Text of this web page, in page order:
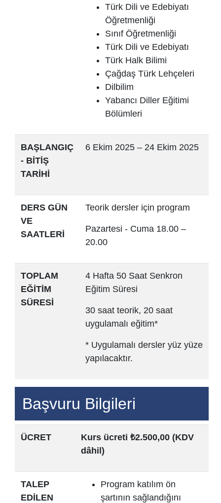
Türk Dili ve Edebiyatı
Öğretmenliği
Sınıf Öğretmenliği
Türk Dili ve Edebiyatı
Türk Halk Bilimi
Çağdaş Türk Lehçeleri
Dilbilim
Yabancı Diller Eğitimi
Bölümleri
BAŞLANGIÇ
- BİTİŞ
TARİHİ
6 Ekim 2025 – 24 Ekim 2025
DERS GÜN
VE
SAATLERİ
Teorik dersler için program
Pazartesi - Cuma 18.00 –
20.00
TOPLAM
EĞİTİM
SÜRESİ
4 Hafta 50 Saat Senkron
Eğitim Süresi
30 saat teorik, 20 saat
uygulamalı eğitim*
* Uygulamalı dersler yüz yüze
yapılacaktır.
Başvuru Bilgileri
ÜCRET
Kurs ücreti ₺2.500,00 (KDV
dâhil)
TALEP
EDİLEN
Program katılım ön
şartının sağlandığını